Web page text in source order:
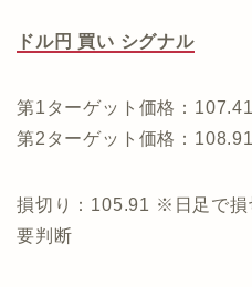
ドル円 買い シグナル
第1ターゲット価格：
第2ターゲット価格：
損切り：105.91 ※日足で損
要判断